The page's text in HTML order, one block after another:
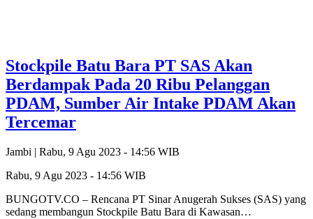
Stockpile Batu Bara PT SAS Akan
Berdampak Pada 20 Ribu Pelanggan
PDAM, Sumber Air Intake PDAM Akan
Tercemar
Jambi | Rabu, 9 Agu 2023 - 14:56 WIB
Rabu, 9 Agu 2023 - 14:56 WIB
BUNGOTV.CO – Rencana PT Sinar Anugerah Sukses (SAS) yang
sedang membangun Stockpile Batu Bara di Kawasan…